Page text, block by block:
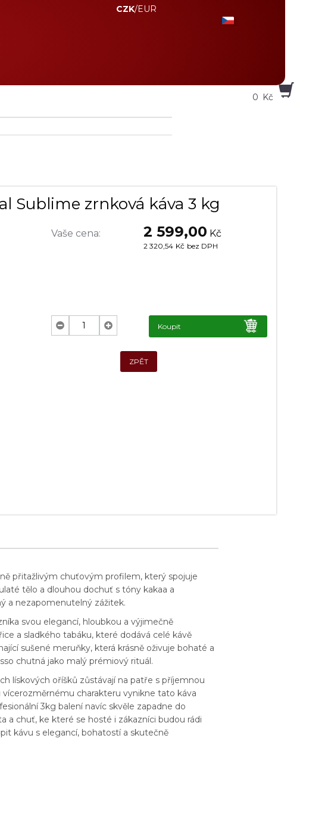
CZK/EUR
0 Kč
Sublime zrnková káva 3 kg
Vaše cena: 2 599,00 Kč
2 320,54 Kč bez DPH
Koupit
ZPĚT
přitažlivým chuťovým profilem, který spojuje
tělo a dlouhou dochuť s tóny kakaa a
a nezapomenutelný zážitek.
svou elegancí, hloubkou a výjimečně
a sladkého tabáku, které dodává celé kávě
sušené meruňky, která krásně oživuje bohaté a
chutná jako malý prémiový rituál.
lískových oříšků zůstávají na patře s příjemnou
charakteru vynikne tato káva
3kg balení navíc skvěle zapadne do
a chuť, ke které se hosté i zákazníci budou rádi
kávu s elegancí, bohatostí a skutečně